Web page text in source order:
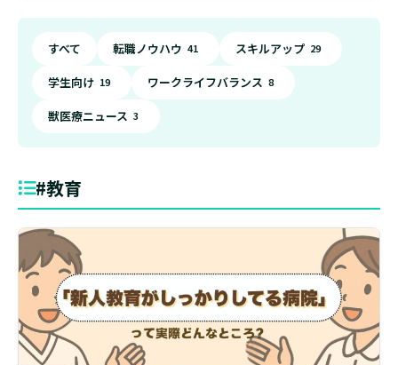
すべて 転職ノウハウ 41 スキルアップ 29
学生向け 19 ワークライフバランス 8
獣医療ニュース 3
#教育